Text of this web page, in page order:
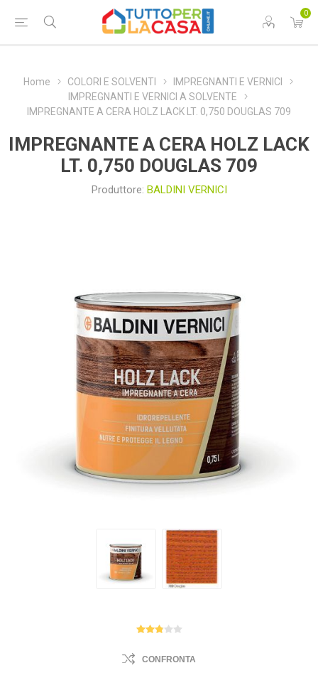
0
Home COLORI E SOLVENTI
IMPREGNANTI E VERNICI
IMPREGNANTI E VERNICI A SOLVENTE
IMPREGNANTE A CERA HOLZ LACK LT. 0,750 DOUGLAS 709
IMPREGNANTE A CERA HOLZ LACK
LT. 0,750 DOUGLAS 709
Produttore: BALDINI VERNICI
CONFRONTA